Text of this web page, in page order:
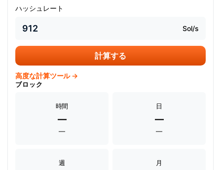
ハッシュレート
Sol/s
計算する
高度な計算ツール →
ブロック
時間
—
—
日
—
—
週 月